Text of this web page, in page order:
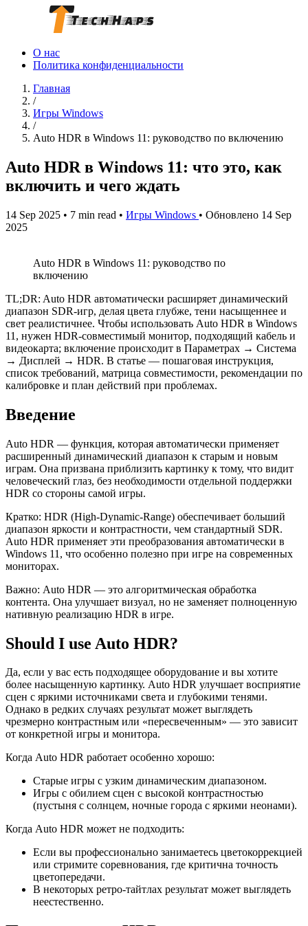
О нас
Политика конфиденциальности
Главная
/
Игры Windows
/
Auto HDR в Windows 11: руководство по включению
Auto HDR в Windows 11: что это, как
включить и чего ждать
14 Sep 2025 • 7 min read • Игры Windows • Обновлено 14 Sep
2025
Auto HDR в Windows 11: руководство по
включению
TL;DR: Auto HDR автоматически расширяет динамический
диапазон SDR-игр, делая цвета глубже, тени насыщеннее и
свет реалистичнее. Чтобы использовать Auto HDR в Windows
11, нужен HDR‑совместимый монитор, подходящий кабель и
видеокарта; включение происходит в Параметрах → Система
→ Дисплей → HDR. В статье — пошаговая инструкция,
список требований, матрица совместимости, рекомендации по
калибровке и план действий при проблемах.
Введение
Auto HDR — функция, которая автоматически применяет
расширенный динамический диапазон к старым и новым
играм. Она призвана приблизить картинку к тому, что видит
человеческий глаз, без необходимости отдельной поддержки
HDR со стороны самой игры.
Кратко: HDR (High‑Dynamic‑Range) обеспечивает больший
диапазон яркости и контрастности, чем стандартный SDR.
Auto HDR применяет эти преобразования автоматически в
Windows 11, что особенно полезно при игре на современных
мониторах.
Важно: Auto HDR — это алгоритмическая обработка
контента. Она улучшает визуал, но не заменяет полноценную
нативную реализацию HDR в игре.
Should I use Auto HDR?
Да, если у вас есть подходящее оборудование и вы хотите
более насыщенную картинку. Auto HDR улучшает восприятие
сцен с яркими источниками света и глубокими тенями.
Однако в редких случаях результат может выглядеть
чрезмерно контрастным или «пересвеченным» — это зависит
от конкретной игры и монитора.
Когда Auto HDR работает особенно хорошо:
Старые игры с узким динамическим диапазоном.
Игры с обилием сцен с высокой контрастностью
(пустыня с солнцем, ночные города с яркими неонами).
Когда Auto HDR может не подходить:
Если вы профессионально занимаетесь цветокоррекцией
или стримите соревнования, где критична точность
цветопередачи.
В некоторых ретро‑тайтлах результат может выглядеть
неестественно.